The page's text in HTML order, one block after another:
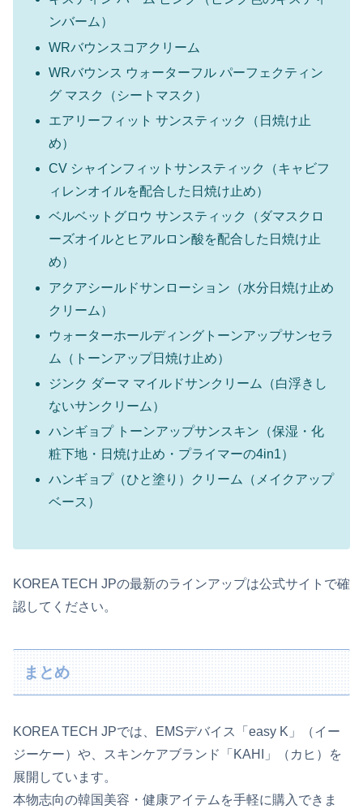
ンバーム）
WRバウンスコアクリーム
WRバウンス ウォーターフル パーフェクティン
グ マスク（シートマスク）
エアリーフィット サンスティック（日焼け止
め）
CV シャインフィットサンスティック（キャビフ
ィレンオイルを配合した日焼け止め）
ベルベットグロウ サンスティック（ダマスクロ
ーズオイルとヒアルロン酸を配合した日焼け止
め）
アクアシールドサンローション（水分日焼け止め
クリーム）
ウォーターホールディングトーンアップサンセラ
ム（トーンアップ日焼け止め）
ジンク ダーマ マイルドサンクリーム（白浮きし
ないサンクリーム）
ハンギョプ トーンアップサンスキン（保湿・化
粧下地・日焼け止め・プライマーの4in1）
ハンギョプ（ひと塗り）クリーム（メイクアップ
ベース）
KOREA TECH JPの最新のラインアップは公式サイトで確
認してください。
まとめ
KOREA TECH JPでは、EMSデバイス「easy K」（イー
ジーケー）や、スキンケアブランド「KAHI」（カヒ）を
展開しています。
本物志向の韓国美容・健康アイテムを手軽に購入できま